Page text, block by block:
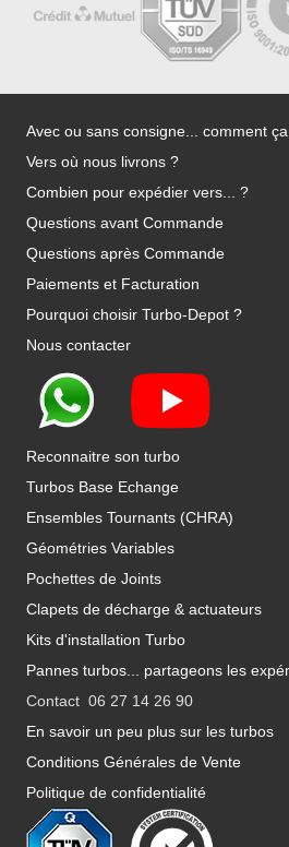
Avec ou sans consigne... comment
Vers où nous livrons ?
Combien pour expédier vers... ?
Questions avant Commande
Questions après Commande
Paiements et Facturation
Pourquoi choisir Turbo-Depot ?
Nous contacter
Reconnaitre son turbo
Turbos Base Echange
Ensembles Tournants (CHRA)
Géométries Variables
Pochettes de Joints
Clapets de décharge & actuateurs
Kits d'installation Turbo
Pannes turbos... partageons les
Contact 06 27 14 26 90
En savoir un peu plus sur les turbos
Conditions Générales de Vente
Politique de confidentialité